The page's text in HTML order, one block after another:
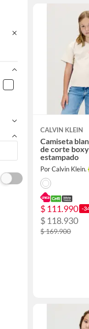
CALVIN KLEIN
Camiseta
de corte
estampado
Por Calvin Klein.
$ 111.990 -
$ 118.930
$ 169.900